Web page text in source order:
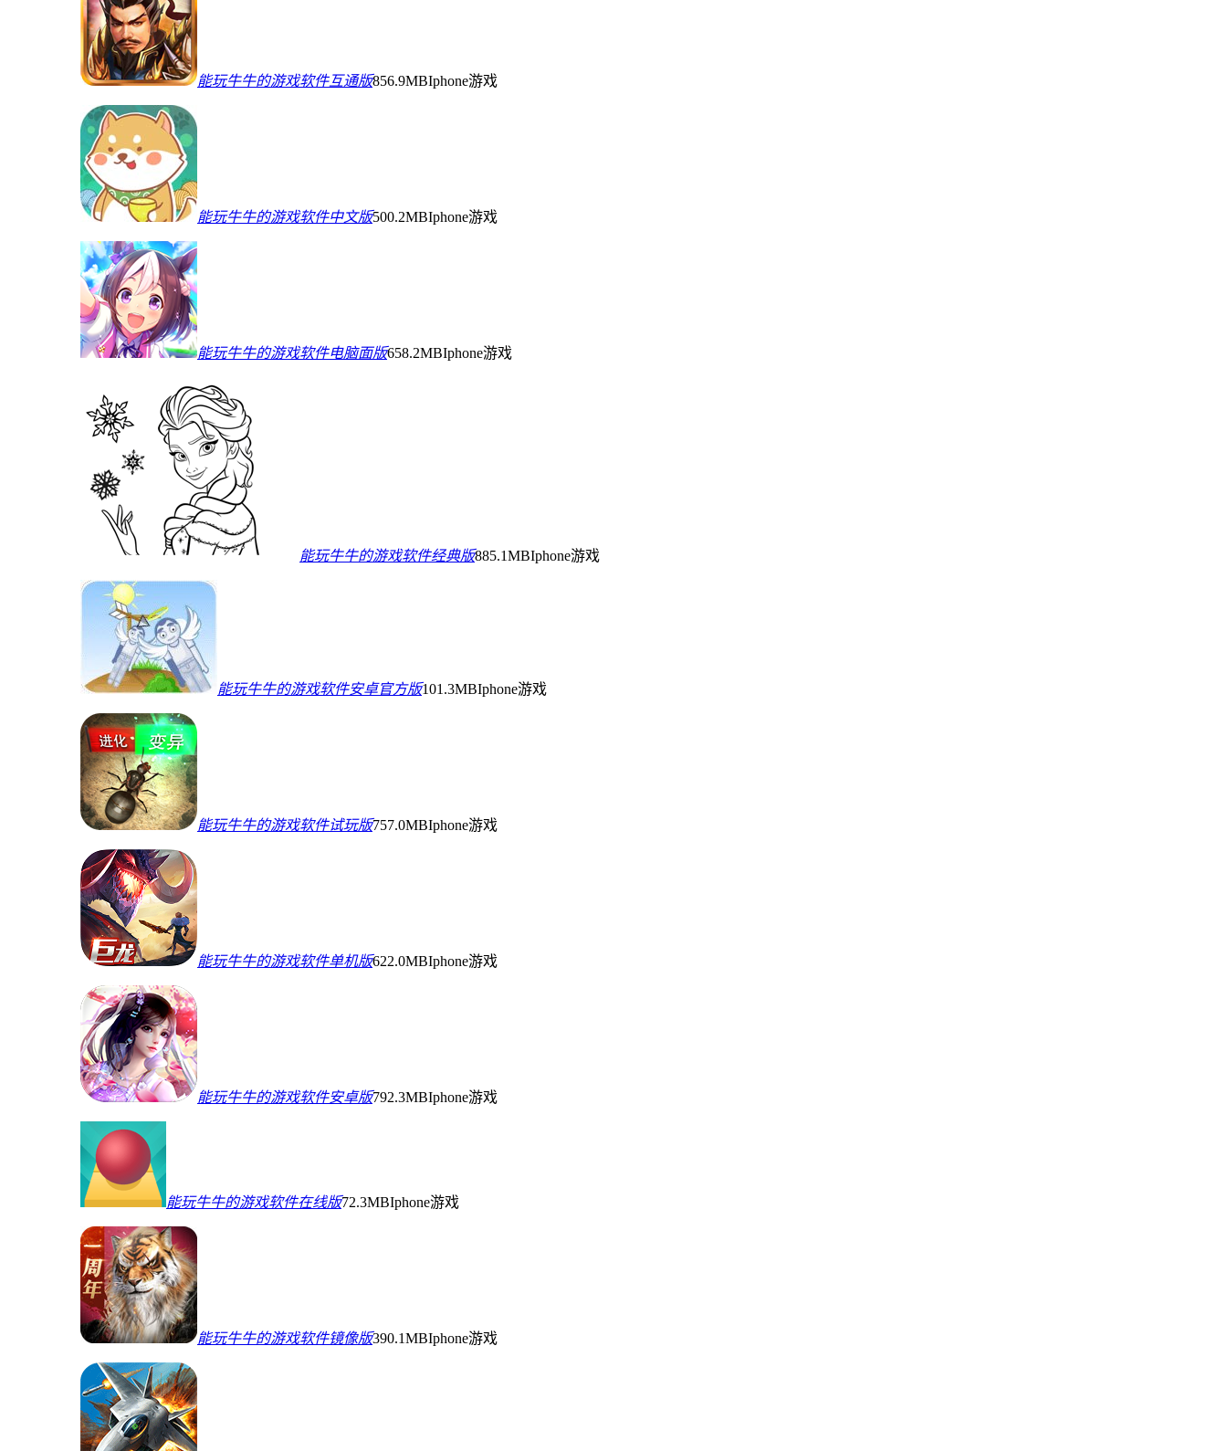
能玩牛牛的游戏软件互通版856.9MBIphone游戏
能玩牛牛的游戏软件中文版500.2MBIphone游戏
能玩牛牛的游戏软件电脑面版658.2MBIphone游戏
能玩牛牛的游戏软件经典版885.1MBIphone游戏
能玩牛牛的游戏软件安卓官方版101.3MBIphone游戏
能玩牛牛的游戏软件试玩版757.0MBIphone游戏
能玩牛牛的游戏软件单机版622.0MBIphone游戏
能玩牛牛的游戏软件安卓版792.3MBIphone游戏
能玩牛牛的游戏软件在线版72.3MBIphone游戏
能玩牛牛的游戏软件镜像版390.1MBIphone游戏